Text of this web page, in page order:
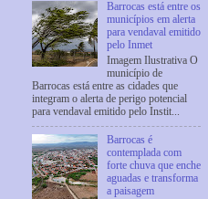
Barrocas está entre os
municípios em alerta
para vendaval emitido
pelo Inmet
Imagem Ilustrativa O
município de
Barrocas está entre as cidades que
integram o alerta de perigo potencial
para vendaval emitido pelo Instit...
Barrocas é
contemplada com
forte chuva que enche
aguadas e transforma
a paisagem